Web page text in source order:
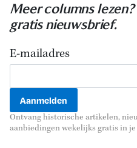
Meer columns
gratis nieuwsbrief.
E-mailadres
Ontvang historische artikelen,
aanbiedingen wekelijks gratis in